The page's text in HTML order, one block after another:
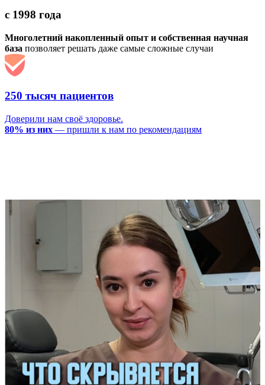
с 1998 года
Многолетний накопленный опыт и собственная научная
база позволяет решать даже самые сложные случаи
250 тысяч пациентов
Доверили нам своё здоровье.
80% из них — пришли к нам по рекомендациям